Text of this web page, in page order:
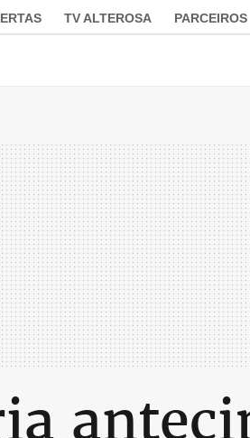
TV ALTEROSA PARCEIROS